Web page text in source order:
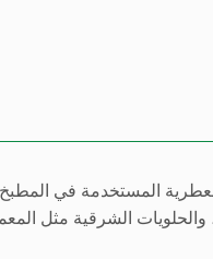
والحلويات الشرقية مثل